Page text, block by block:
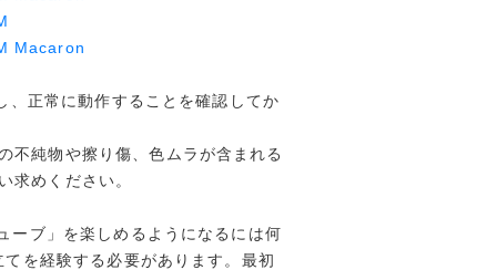
Macaron
正常に動作することを確認してか
不純物や擦り傷、色ムラが含まれる
求めください。
ブ」を楽しめるようになるには何
を経験する必要があります。最初